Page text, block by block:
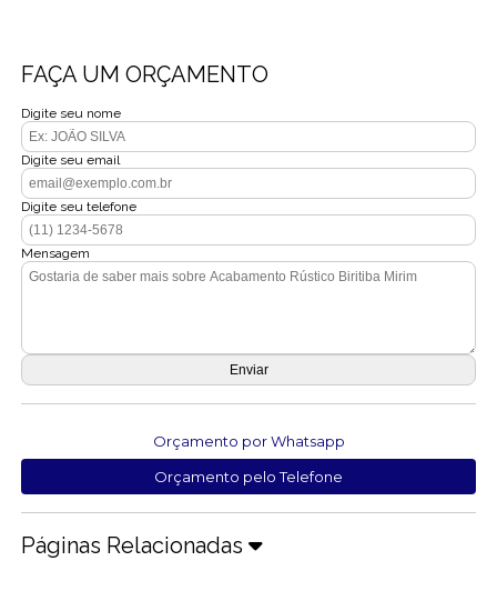
FAÇA UM ORÇAMENTO
Digite seu nome
Digite seu email
Digite seu telefone
Mensagem
Orçamento por Whatsapp
Orçamento pelo Telefone
Páginas Relacionadas